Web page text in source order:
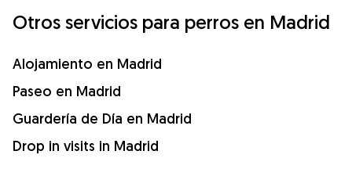
Otros servicios para perros en Madrid
Alojamiento en Madrid
Paseo en Madrid
Guardería de Día en Madrid
Drop in visits in Madrid